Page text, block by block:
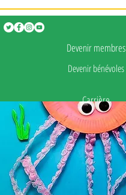
Devenir membres
Devenir bénévoles
Carrière
Presse
Faire un don